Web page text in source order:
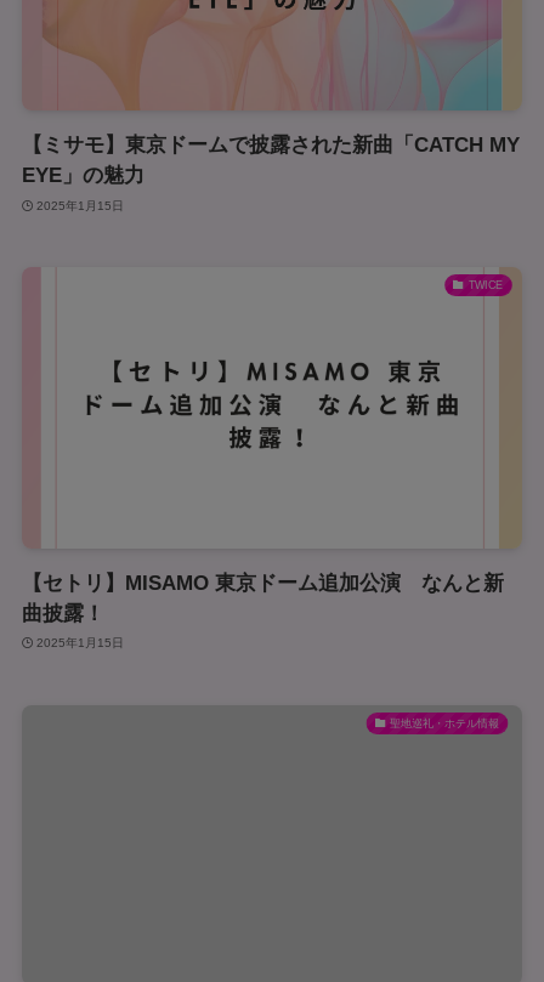
【ミサモ】東京ドームで披露された新曲「CATCH MY
EYE」の魅力
2025年1月15日
TWICE
【セトリ】MISAMO 東京ドーム追加公演 なんと新
曲披露！
2025年1月15日
聖地巡礼・ホテル情報